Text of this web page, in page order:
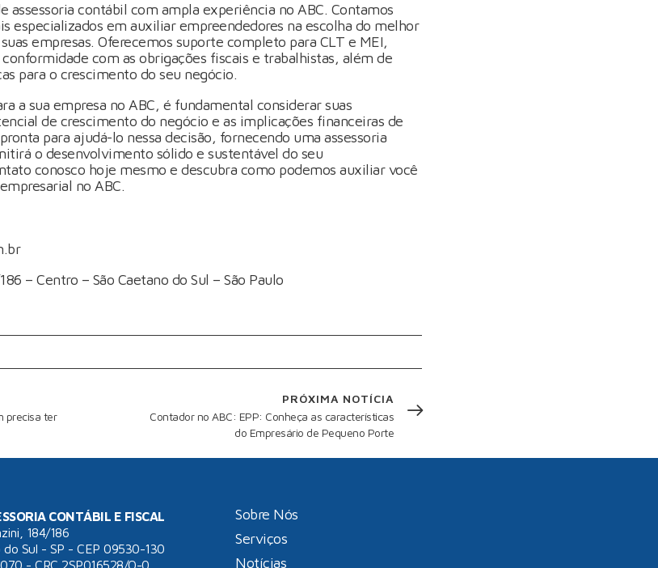
assessoria contábil com ampla experiência no ABC. Contamos
especializados em auxiliar empreendedores na escolha do melhor
empresas. Oferecemos suporte completo para CLT e MEI,
com as obrigações fiscais e trabalhistas, além de
para o crescimento do seu negócio.
a sua empresa no ABC, é fundamental considerar suas
de crescimento do negócio e as implicações financeiras de
para ajudá-lo nessa decisão, fornecendo uma assessoria
o desenvolvimento sólido e sustentável do seu
conosco hoje mesmo e descubra como podemos auxiliar você
no ABC.
– Centro – São Caetano do Sul – São Paulo
precisa ter
PRÓXIMA NOTÍCIA
Contador no ABC: EPP: Conheça as características
do Empresário de Pequeno Porte
CONTÁBIL E FISCAL
184/186
do Sul - SP - CEP 09530-130
- CRC 2SP016528/O-0
Sobre Nós
Serviços
Notícias